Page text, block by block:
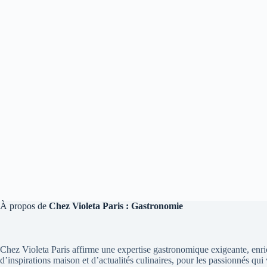
À propos de Chez Violeta Paris : Gastronomie
Chez Violeta Paris affirme une expertise gastronomique exigeante,
d’inspirations maison et d’actualités culinaires, pour les passionnés qui